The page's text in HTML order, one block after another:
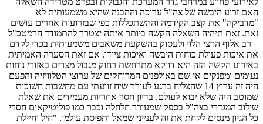
האם זרוע היבשה של צה"ל ערוכה וההבנה שהיא משמעותית לא
"מדביקה" את קצב הקידמה וההשתכללות כפי שבזרועות אחרים עושים
זאת. זאת תיהיה השאלה הקשה ביותר איתה יצטרך להתמודד הרמטכ"ל
– רב אלוף הרצי הלוי ולעסוק בהשקעת משאבים משמעותית בכדי לקדם
את איכות פעולת כוחות היבשה ואיכות ציודו. אם זאת הסערה האמיתית
באירוע הקשה הזה היא דווקא מתרחשת רחוק מגבול מצרים באזורי נוחות
נעימים ומפנקים אי שם באולפנים המרוחקים של ערוצי הטלוויזיה והפעם
היה זה ערוץ 14 שהצליח ברגע לעורר שיח זוועתי עם מחשבות חשוכות
שמוטב היה שלא יבוא לעולם. בדיון חסר אחריות מעמידים את שאלת
שילוב המגדרי בצה"ל בספק שמעורר חלחלה וכבר כמו פוליטיקאים חסרי
כל הגיון מנסים לקחת את זה לענייני שמאל ותפיסת עולמו. "חיל וחיילת